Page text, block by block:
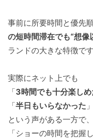
事前に所要時間と優先
の短時間滞在でも“想像
ランドの大きな特徴です
実際にネット上でも
「3時間でも十分楽しめ
「半日もいらなかった 」
という声がある一方で、
「ショーの時間を把握